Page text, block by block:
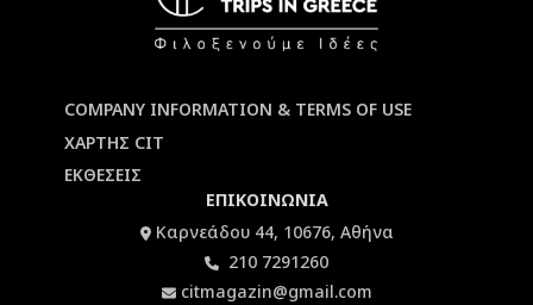
COMPANY INFORMATION & TERMS OF USE
ΧΑΡΤΗΣ CIT
ΕΚΘΕΣΕΙΣ
ΕΠΙΚΟΙΝΩΝΙΑ
Καρνεάδου 44, 10676, Αθήνα
210 7291260
citmagazin@gmail.com